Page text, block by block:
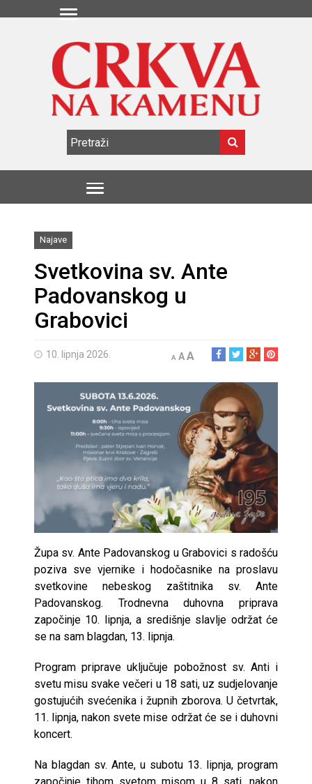
Najave
Svetkovina sv. Ante
Padovanskog u
Grabovici
10. lipnja 2026. A AA
Župa sv. Ante Padovanskog u Grabovici s radošću
poziva sve vjernike i hodočasnike na proslavu
svetkovine nebeskog zaštitnika sv. Ante
Padovanskog. Trodnevna duhovna priprava
započinje 10. lipnja, a središnje slavlje održat će
se na sam blagdan, 13. lipnja.
Program priprave uključuje pobožnost sv. Anti i
svetu misu svake večeri u 18 sati, uz sudjelovanje
gostujućih svećenika i župnih zborova. U četvrtak,
11. lipnja, nakon svete mise održat će se i duhovni
koncert.
Na blagdan sv. Ante, u subotu 13. lipnja, program